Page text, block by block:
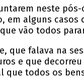
neste
em alguns
vão todos
que falava na
e que
que todos os